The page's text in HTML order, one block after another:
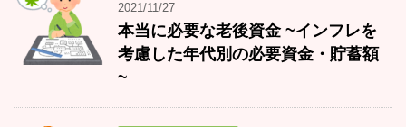
2021/11/27
本当に必要な老後資金 ~インフレを
考慮した年代別の必要資金・貯蓄額
~